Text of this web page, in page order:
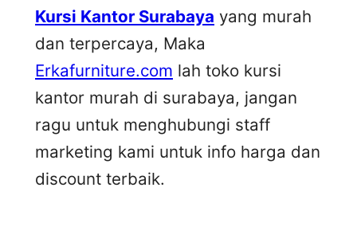
Kursi Kantor Surabaya yang murah
dan terpercaya, Maka
Erkafurniture.com lah toko kursi
kantor murah di surabaya, jangan
ragu untuk menghubungi staff
marketing kami untuk info harga dan
discount terbaik.